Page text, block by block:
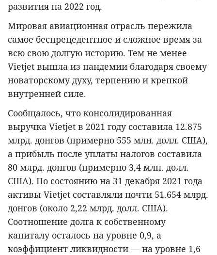
развития на 2022 год.
Мировая авиационная отрасль пережила
самое беспрецедентное и сложное время за
всю свою долгую историю. Тем не менее
Vietjet вышла из пандемии благодаря своему
новаторскому духу, терпению и крепкой
внутренней силе.
Сообщалось, что консолидированная
выручка Vietjet в 2021 году составила 12.875
млрд. донгов (примерно 555 млн. долл. США),
а прибыль после уплаты налогов составила
80 млрд. донгов (примерно 3,4 млн. долл.
США). По состоянию на 31 декабря 2021 года
активы Vietjet составляли почти 51.654 млрд.
донгов (около 2,22 млрд. долл. США).
Соотношение долга к собственному
капиталу осталось на уровне 0,9, а
коэффициент ликвидности — на уровне 1,6